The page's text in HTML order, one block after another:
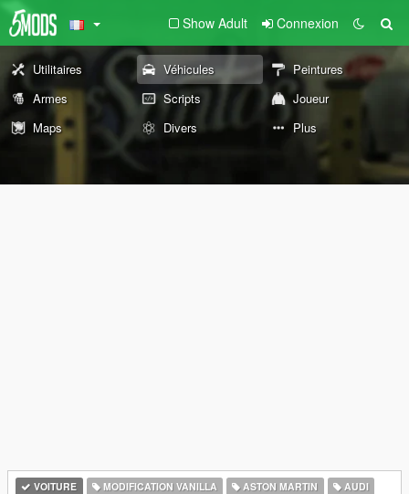
Show Adult Connexion
Utilitaires Véhicules
Peintures
Armes
Scripts
Joueur
Maps
Divers Plus
VOITURE MODIFICATION VANILLA ASTON MARTIN
AUDI